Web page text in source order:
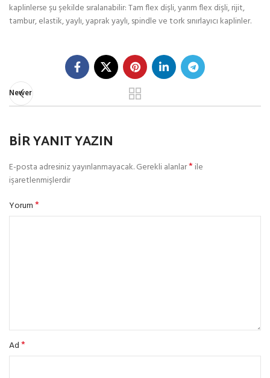
kaplinlerse şu şekilde sıralanabilir: Tam flex dişli, yarım flex dişli, rijit,
tambur, elastik, yaylı, yaprak yaylı, spindle ve tork sınırlayıcı kaplinler.
Newer
BIR YANIT YAZIN
E-posta adresiniz yayınlanmayacak.Gerekli alanlar*ile
işaretlenmişlerdir
Yorum*
Ad*